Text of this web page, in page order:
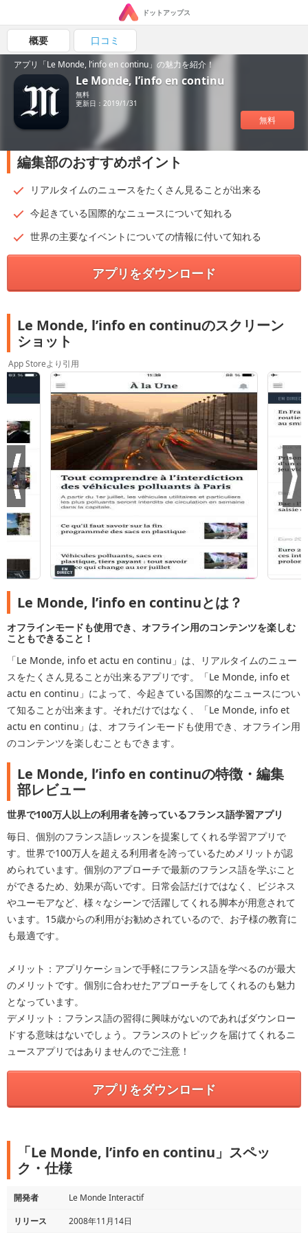
ドットアップス
概要 口コミ
アプリ「Le Monde, l’info en continu」の魅力を紹介！
Le Monde, l’info en continu
無料
更新日：2019/1/31
無料
編集部のおすすめポイント
リアルタイムのニュースをたくさん見ることが出来る
今起きている国際的なニュースについて知れる
世界の主要なイベントについての情報に付いて知れる
アプリをダウンロード
Le Monde, l’info en continuのスクリーン
ショット
App Storeより引用
Le Monde, l’info en continuとは？
オフラインモードも使用でき、オフライン用のコンテンツを楽しむ
こともできること！
「Le Monde, info et actu en continu」は、リアルタイムのニュー
スをたくさん見ることが出来るアプリです。「Le Monde, info et
actu en continu」によって、今起きている国際的なニュースについ
て知ることが出来ます。それだけではなく、「Le Monde, info et
actu en continu」は、オフラインモードも使用でき、オフライン用
のコンテンツを楽しむこともできます。
Le Monde, l’info en continuの特徴・編集
部レビュー
世界で100万人以上の利用者を誇っているフランス語学習アプリ
毎日、個別のフランス語レッスンを提案してくれる学習アプリで
す。世界で100万人を超える利用者を誇っているためメリットが認
められています。個別のアプローチで最新のフランス語を学ぶこと
ができるため、効果が高いです。日常会話だけではなく、ビジネス
やユーモアなど、様々なシーンで活躍してくれる脚本が用意されて
います。15歳からの利用がお勧めされているので、お子様の教育に
も最適です。
メリット：アプリケーションで手軽にフランス語を学べるのが最大
のメリットです。個別に合わせたアプローチをしてくれるのも魅力
となっています。
デメリット：フランス語の習得に興味がないのであればダウンロー
ドする意味はないでしょう。フランスのトピックを届けてくれるニ
ュースアプリではありませんのでご注意！
アプリをダウンロード
「Le Monde, l’info en continu」スペッ
ク・仕様
開発者
Le Monde Interactif
リリース
2008年11月14日